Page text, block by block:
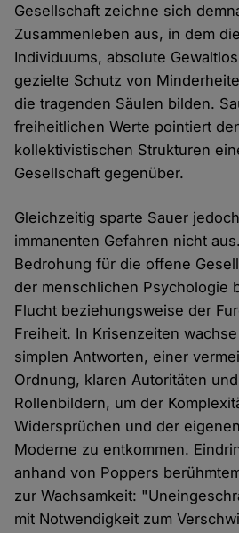
Gesellschaft zeichne sich
Zusammenleben aus, in dem
Individuums, absolute
gezielte Schutz von
die tragenden Säulen bilden.
freiheitlichen Werte pointiert
kollektivistischen Strukturen
Gesellschaft gegenüber.
Gleichzeitig sparte Sauer
immanenten Gefahren nicht
Bedrohung für die offene
der menschlichen Psychologie
Flucht beziehungsweise der
Freiheit. In Krisenzeiten
simplen Antworten, einer
Ordnung, klaren Autoritäten
Rollenbildern, um der
Widersprüchen und der
Moderne zu entkommen.
anhand von Poppers
zur Wachsamkeit:
mit Notwendigkeit zum